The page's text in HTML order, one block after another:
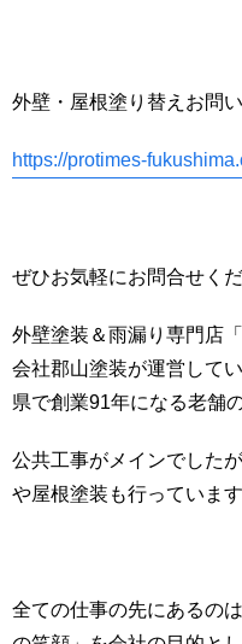
外壁・屋根塗り替えお問
https://protimes-
ぜひお気軽にお問合せくだ
外壁塗装＆雨漏り専門店
会社郡山塗装が運営して
県で創業91年になる老舗
公共工事がメインでした
や屋根塗装も行っています
全ての仕事の先にあるの